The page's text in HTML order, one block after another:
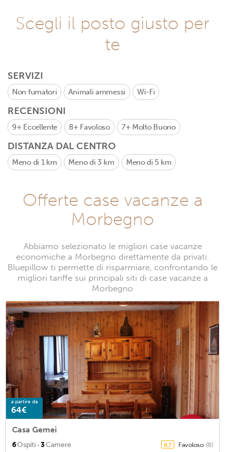
Scegli il posto giusto per
te
SERVIZI
Non fumatori Animali ammessi Wi-Fi
RECENSIONI
9+ Eccellente 8+ Favoloso 7+ Molto Buono
DISTANZA DAL CENTRO
Meno di 1 km Meno di 3 km Meno di 5 km
Offerte case vacanze a
Morbegno
Abbiamo selezionato le migliori case vacanze
economiche a Morbegno direttamente da privati.
Bluepillow ti permette di risparmiare, confrontando le
migliori tariffe sui principali siti di case vacanze a
Morbegno
a partire da
64€
Casa Gemei
6Ospiti · 3Camere 8,7 Favoloso (8)